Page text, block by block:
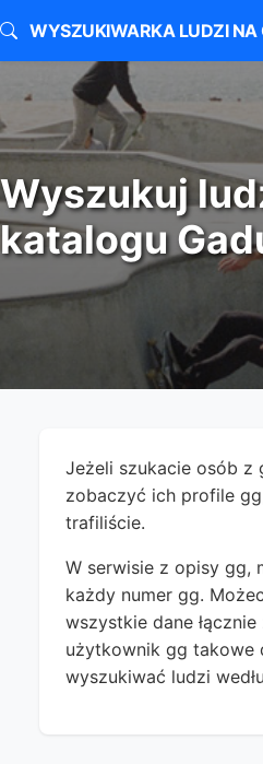
WYSZUKIWARKA LUDZI NA
Wyszukuj
katalogu
Jeżeli szukacie osób z
zobaczyć ich profile
trafiliście.
W serwisie z opisy gg,
każdy numer gg.
wszystkie dane
użytkownik gg takowe
wyszukiwać ludzi